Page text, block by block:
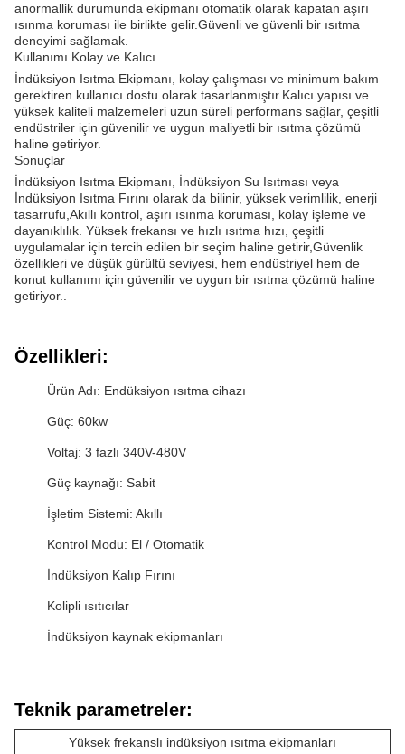
anormallik durumunda ekipmanı otomatik olarak kapatan aşırı
ısınma koruması ile birlikte gelir.Güvenli ve güvenli bir ısıtma
deneyimi sağlamak.
Kullanımı Kolay ve Kalıcı
İndüksiyon Isıtma Ekipmanı, kolay çalışması ve minimum bakım
gerektiren kullanıcı dostu olarak tasarlanmıştır.Kalıcı yapısı ve
yüksek kaliteli malzemeleri uzun süreli performans sağlar, çeşitli
endüstriler için güvenilir ve uygun maliyetli bir ısıtma çözümü
haline getiriyor.
Sonuçlar
İndüksiyon Isıtma Ekipmanı, İndüksiyon Su Isıtması veya
İndüksiyon Isıtma Fırını olarak da bilinir, yüksek verimlilik, enerji
tasarrufu,Akıllı kontrol, aşırı ısınma koruması, kolay işleme ve
dayanıklılık. Yüksek frekansı ve hızlı ısıtma hızı, çeşitli
uygulamalar için tercih edilen bir seçim haline getirir,Güvenlik
özellikleri ve düşük gürültü seviyesi, hem endüstriyel hem de
konut kullanımı için güvenilir ve uygun bir ısıtma çözümü haline
getiriyor..
Özellikleri:
Ürün Adı: Endüksiyon ısıtma cihazı
Güç: 60kw
Voltaj: 3 fazlı 340V-480V
Güç kaynağı: Sabit
İşletim Sistemi: Akıllı
Kontrol Modu: El / Otomatik
İndüksiyon Kalıp Fırını
Kolipli ısıtıcılar
İndüksiyon kaynak ekipmanları
Teknik parametreler:
Yüksek frekanslı indüksiyon ısıtma ekipmanları